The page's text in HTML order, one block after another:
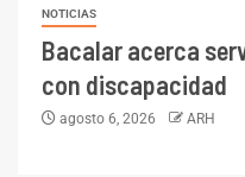
NOTICIAS
Bacalar acerca
con discapacidad
agosto 6, 2026 ARH